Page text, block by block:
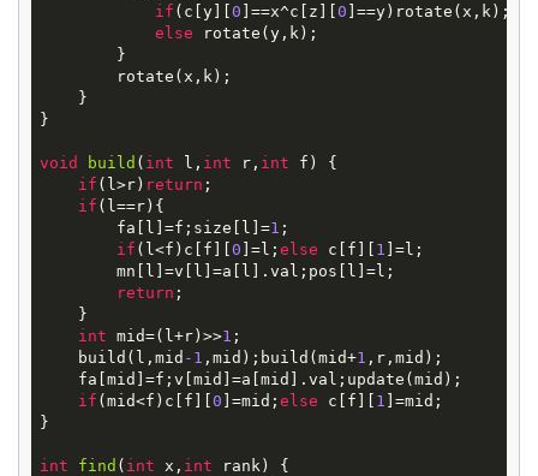
if (c[y][0 ]==x^c[z][0 ]==y)rotate(x,k);
else rotate(y,k);
        }
        rotate(x,k);
    }
}
void build ( int l, int r, int f)
{
if (l>r) return ;
if (l==r){
        fa[l]=f;size[l]=
1 ;
if (l<f)c[f][0 ]=l; else c[f][ 1 ]=l;
        mn[l]=v[l]=a[l].val;pos[l]=l;
return ;
    }
int mid=(l+r)>>1 ;
    build(l,mid
-1 ,mid);build(mid+1 ,r,mid);
    fa[mid]=f;v[mid]=a[mid].val;update(mid);
if (mid<f)c[f][0 ]=mid; else c[f][ 1 ]=mid;
}
int find ( int x, int rank)
{